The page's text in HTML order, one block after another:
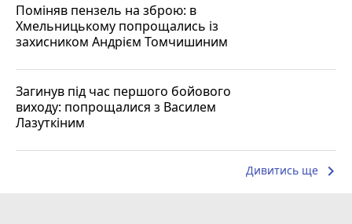
Поміняв пензель на зброю: в
Хмельницькому попрощались із
захисником Андрієм Томчишиним
Загинув під час першого бойового
виходу: попрощалися з Василем
Лазуткіним
Дивитись ще keyboard_arrow_right